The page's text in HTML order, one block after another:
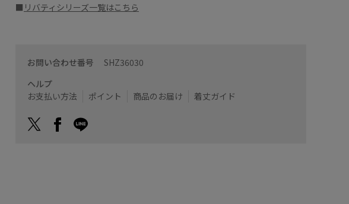
ィのコットン素材なので軽やかに付けていただけます。
■ リバティシリーズ一覧はこちら
お問い合わせ番号 SHZ36030
ヘルプ
お支払い方法
ポイント 商品のお届け 着丈ガイド